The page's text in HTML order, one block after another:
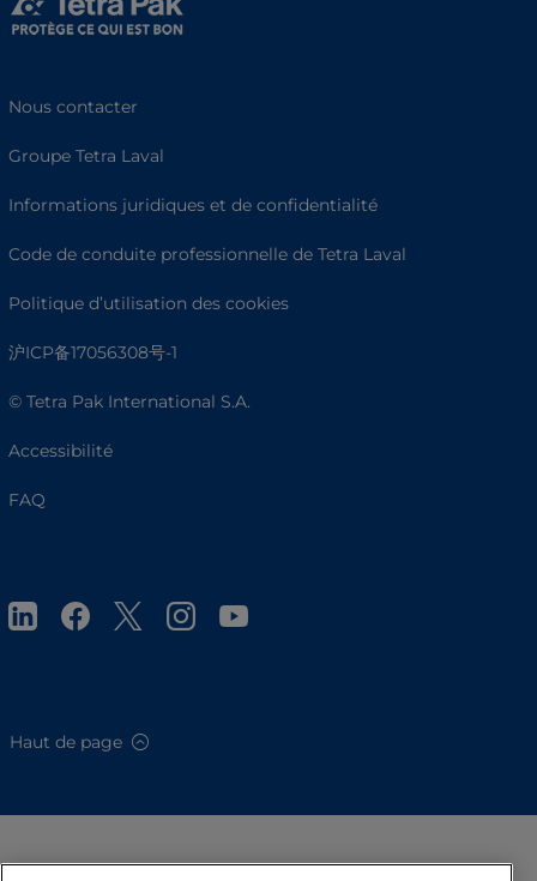
Nous contacter
Groupe Tetra Laval
Informations juridiques et de confidentialité
Code de conduite professionnelle de Tetra Laval
Politique d’utilisation des cookies
沪ICP备17056308号-1
© Tetra Pak International S.A.
Accessibilité
FAQ
Haut de page